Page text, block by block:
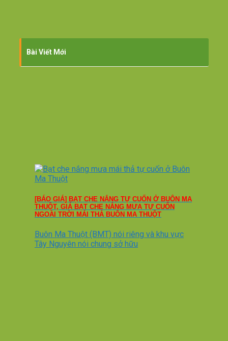
Bài Viết Mới
[BÁO GIÁ] BẠT CHE NẮNG TỰ CUỐN Ở BUÔN MA
THUỘT, GIÁ BẠT CHE NẮNG MƯA TỰ CUỐN
NGOÀI TRỜI MÁI THẢ BUÔN MA THUỘT
Buôn Ma Thuột (BMT) nói riêng và khu vực
Tây Nguyên nói chung sở hữu